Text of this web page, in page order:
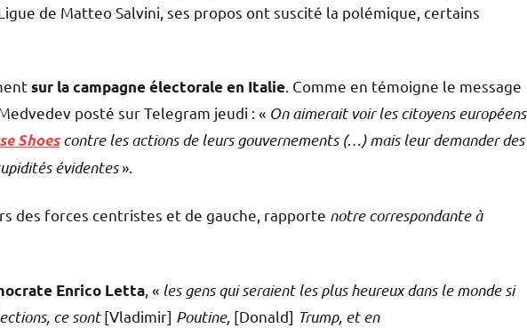
de Matteo Salvini, ses propos ont suscité la polémique, certains
sur la campagne électorale en Italie . Comme en témoigne le message
posté sur Telegram jeudi : « On aimerait voir les citoyens européens
Shoescontre les actions de leurs gouvernements (…) mais leur demander des
évidentes».
des forces centristes et de gauche, rapporte notre correspondante à
Enrico Letta , « les gens qui seraient les plus heureux dans le monde si
ce sont[Vladimir] Poutine, [Donald] Trump, et en